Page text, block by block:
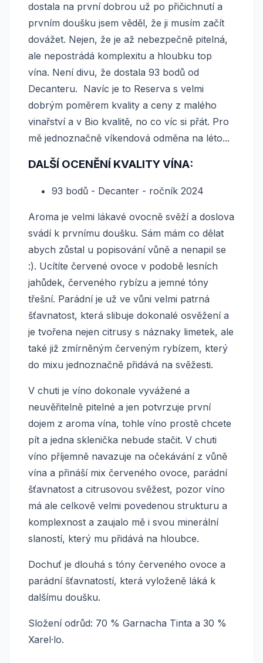
dostala na první dobrou už po přičichnutí a
prvním doušku jsem věděl, že ji musím začít
dovážet. Nejen, že je až nebezpečně pitelná,
ale nepostrádá komplexitu a hloubku top
vína. Není divu, že dostala 93 bodů od
Decanteru. Navíc je to Reserva s velmi
dobrým poměrem kvality a ceny z malého
vinařství a v Bio kvalitě, no co víc si přát. Pro
mě jednoznačně víkendová odměna na léto...
DALŠÍ OCENĚNÍ KVALITY VÍNA:
93 bodů - Decanter - ročník 2024
Aroma je velmi lákavé ovocně svěží a doslova
svádí k prvnímu doušku. Sám mám co dělat
abych zůstal u popisování vůně a nenapil se
:). Ucítíte červené ovoce v podobě lesních
jahůdek, červeného rybízu a jemné tóny
třešní. Parádní je už ve vůni velmi patrná
šťavnatost, která slibuje dokonalé osvěžení a
je tvořena nejen citrusy s náznaky limetek, ale
také již zmírněným červeným rybízem, který
do mixu jednoznačně přidává na svěžesti.
V chuti je víno dokonale vyvážené a
neuvěřitelně pitelné a jen potvrzuje první
dojem z aroma vína, tohle víno prostě chcete
pít a jedna sklenička nebude stačit. V chuti
víno příjemně navazuje na očekávání z vůně
vína a přináší mix červeného ovoce, parádní
šťavnatost a citrusovou svěžest, pozor víno
má ale celkově velmi povedenou strukturu a
komplexnost a zaujalo mě i svou minerální
slaností, který mu přidává na hloubce.
Dochuť je dlouhá s tóny červeného ovoce a
parádní šťavnatostí, která vyloženě láká k
dalšímu doušku.
Složení odrůd: 70 % Garnacha Tinta a 30 %
Xarel·lo.